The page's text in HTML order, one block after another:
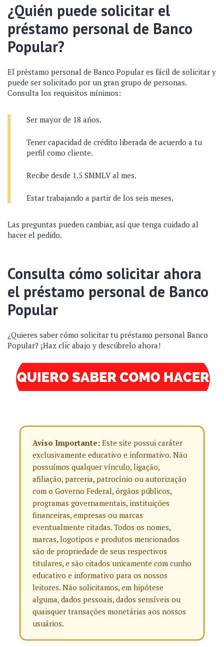
¿Quién puede solicitar el
préstamo personal de Banco
Popular?
El préstamo personal de Banco Popular es fácil de solicitar y
puede ser solicitado por un gran grupo de personas.
Consulta los requisitos mínimos:
Ser mayor de 18 años.
Tener capacidad de crédito liberada de acuerdo a tu
perfil como cliente.
Recibe desde 1.5 SMMLV al mes.
Estar trabajando a partir de los seis meses.
Las preguntas pueden cambiar, así que tenga cuidado al
hacer el pedido.
Consulta cómo solicitar ahora
el préstamo personal de Banco
Popular
¿Quieres saber cómo solicitar tu préstamo personal Banco
Popular? ¡Haz clic abajo y descúbrelo ahora!
Aviso Importante: Este site possui caráter
exclusivamente educativo e informativo. Não
possuímos qualquer vínculo, ligação,
afiliação, parceria, patrocínio ou autorização
com o Governo Federal, órgãos públicos,
programas governamentais, instituições
financeiras, empresas ou marcas
eventualmente citadas. Todos os nomes,
marcas, logotipos e produtos mencionados
são de propriedade de seus respectivos
titulares, e são citados unicamente com cunho
educativo e informativo para os nossos
leitores. Não solicitamos, em hipótese
alguma, dados pessoais, dados sensíveis ou
quaisquer transações monetárias aos nossos
usuários.